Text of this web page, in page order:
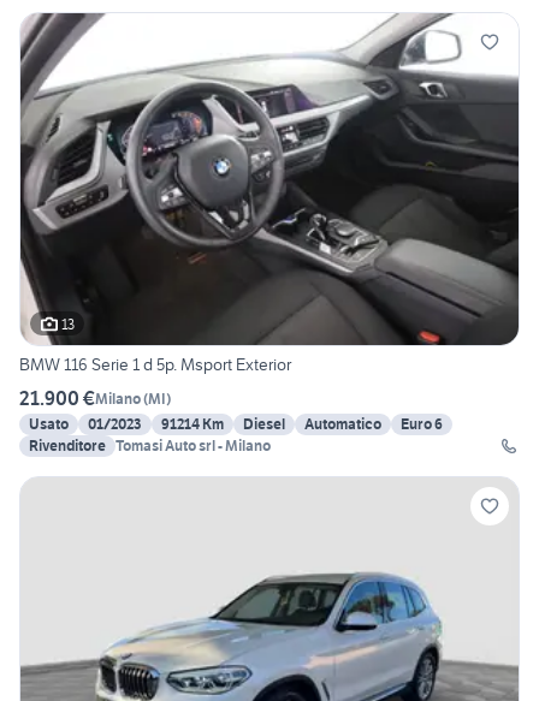
13
BMW 116 Serie 1 d 5p. Msport Exterior
21.900 €Milano(MI)
Usato
01/2023 91214 Km Diesel Automatico
Euro 6
Rivenditore Tomasi Auto srl - Milano